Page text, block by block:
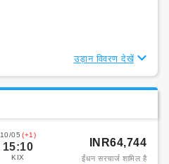
उड़ान विवरण देखें
10/05 (+1)
15:10
KIX
INR64,744
ईंधन सरचार्ज शामिल है